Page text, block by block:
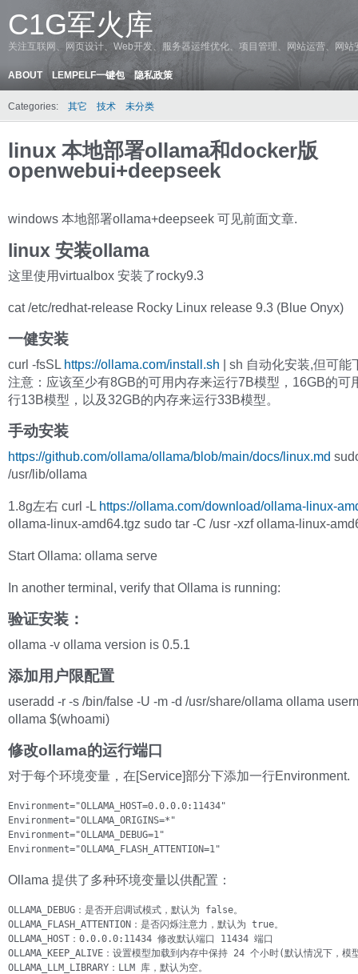
C1G军火库
关注互联网、网页设计、Web开发、服务器运维优化、项目管理、网站运营、网
ABOUT LEMPELF一键包 隐私政策
Categories: 其它 技术 未分类
linux 本地部署ollama和docker版
openwebui+deepseek
windows 本地部署ollama+deepseek 可见前面文章.
linux 安装ollama
这里使用virtualbox 安装了rocky9.3
cat /etc/redhat-release Rocky Linux release 9.3 (Blue Onyx)
一健安装
curl -fsSL https://ollama.com/install.sh | sh 自动化安装,但可能
注意：应该至少有8GB的可用内存来运行7B模型，16GB的可
行13B模型，以及32GB的内存来运行33B模型。
手动安装
https://github.com/ollama/ollama/blob/main/docs/linux.md
/usr/lib/ollama
1.8g左右 curl -L https://ollama.com/download/ollama-linux-
ollama-linux-amd64.tgz sudo tar -C /usr -xzf ollama-linux-
Start Ollama: ollama serve
In another terminal, verify that Ollama is running:
验证安装：
ollama -v ollama version is 0.5.1
添加用户限配置
useradd -r -s /bin/false -U -m -d /usr/share/ollama ollama
ollama $(whoami)
修改ollama的运行端口
对于每个环境变量，在[Service]部分下添加一行Environment.
Environment="OLLAMA_HOST=0.0.0.0:11434"
Environment="OLLAMA_ORIGINS=*"
Environment="OLLAMA_DEBUG=1"
Environment="OLLAMA_FLASH_ATTENTION=1"
Ollama 提供了多种环境变量以供配置：
OLLAMA_DEBUG：是否开启调试模式，默认为 false。
OLLAMA_FLASH_ATTENTION：是否闪烁注意力，默认为 true。
OLLAMA_HOST：0.0.0.0:11434 修改默认端口 11434 端口
OLLAMA_KEEP_ALIVE：设置模型加载到内存中保持 24 个小时(默认情况下，
OLLAMA_LLM_LIBRARY：LLM 库，默认为空。